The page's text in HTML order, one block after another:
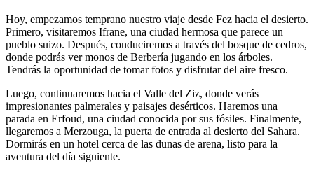
Hoy, empezamos temprano nuestro viaje desde Fez hacia el desierto.
Primero, visitaremos Ifrane, una ciudad hermosa que parece un
pueblo suizo. Después, conduciremos a través del bosque de cedros,
donde podrás ver monos de Berbería jugando en los árboles.
Tendrás la oportunidad de tomar fotos y disfrutar del aire fresco.
Luego, continuaremos hacia el Valle del Ziz, donde verás
impresionantes palmerales y paisajes desérticos. Haremos una
parada en Erfoud, una ciudad conocida por sus fósiles. Finalmente,
llegaremos a Merzouga, la puerta de entrada al desierto del Sahara.
Dormirás en un hotel cerca de las dunas de arena, listo para la
aventura del día siguiente.